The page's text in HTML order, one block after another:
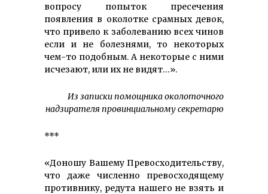
вопросу попыток пресечения
появления в околотке срамных девок,
что привело к заболеванию всех чинов
если и не болезнями, то некоторых
чем-то подобным. А некоторые с ними
исчезают, или их не видят…».
Из записки помощника околоточного
надзирателя провинциальному секретарю
***
«Доношу Вашему Превосходительству,
что даже численно превосходящему
противнику, редута нашего не взять и